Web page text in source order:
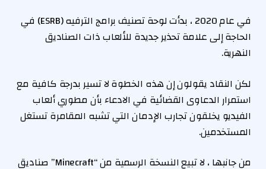
في عام 2020 ، بدأت لوحة تصنيف برامج الترفيه (ESRB) في
الحاجة إلى علامة تحذير جديدة للألعاب ذات الصناديق
النهرية.
لكن النقاد يقولون إن هذه الخطوة لا تسير بدرجة كافية مع
استمرار الدعاوى القضائية في الادعاء بأن مطوري ألعاب
الفيديو يخلقون تجارب الإدمان التي تشبه المقامرة تستغل
المستخدمين.
من جانبها ، لا تبيع النسخة الرسمية من “Minecraft” صناديق